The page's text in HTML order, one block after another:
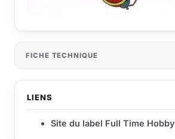
FICHE TECHNIQUE
LIENS
Site du label Full Time Hobby